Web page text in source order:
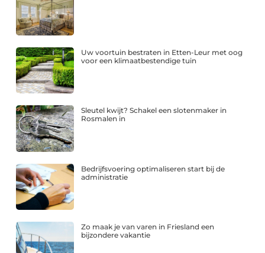
Uw voortuin bestraten in Etten-Leur met oog
voor een klimaatbestendige tuin
Sleutel kwijt? Schakel een slotenmaker in
Rosmalen in
Bedrijfsvoering optimaliseren start bij de
administratie
Zo maak je van varen in Friesland een
bijzondere vakantie